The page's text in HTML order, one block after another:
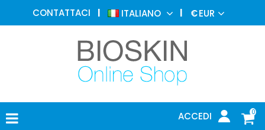
CONTATTACI ITALIANO €EUR
0
ACCEDI
MEDICINA
ESTETICA
DERMATOLOGIA
FOTOTERAPIA
ELETTROMEDICALI